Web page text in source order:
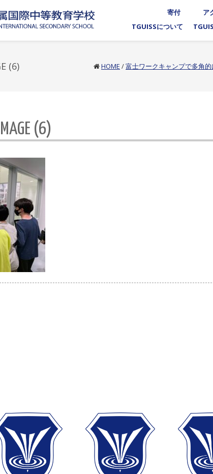
寄付 ア
TGUISSについて
(6) HOME /富士ワークキャンプで多角的
(6)